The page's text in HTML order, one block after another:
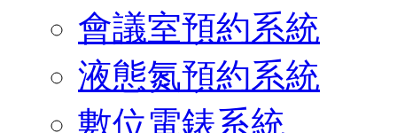
會議室預約系統
液態氮預約系統
數位電錶系統